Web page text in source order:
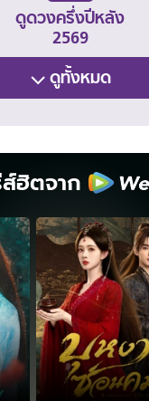
ดูดวงครึ่งปีหลัง
2569
ดูทั้งหมด
ฮิตจาก